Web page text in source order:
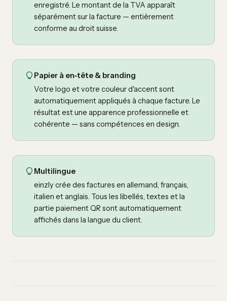
enregistré. Le montant de la TVA apparaît
séparément sur la facture — entièrement
conforme au droit suisse.
Papier à en-tête & branding
Votre logo et votre couleur d'accent sont
automatiquement appliqués à chaque facture. Le
résultat est une apparence professionnelle et
cohérente — sans compétences en design.
Multilingue
einzly crée des factures en allemand, français,
italien et anglais. Tous les libellés, textes et la
partie paiement QR sont automatiquement
affichés dans la langue du client.